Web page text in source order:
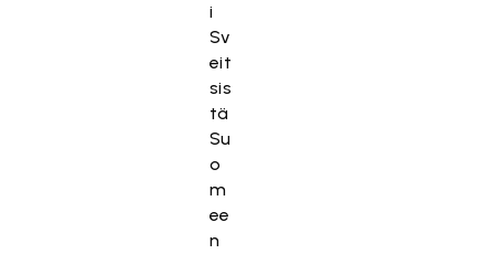
v
ä
s
t
e
t
ä
i
Sv
eit
sis
tä
Su
o
m
ee
n